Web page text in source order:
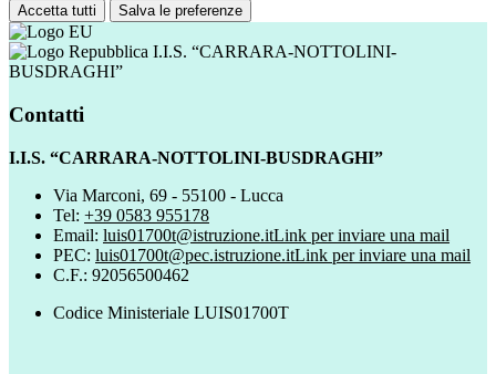
Accetta tutti Salva le preferenze
I.I.S. “CARRARA-NOTTOLINI-
BUSDRAGHI”
Contatti
I.I.S. “CARRARA-NOTTOLINI-BUSDRAGHI”
Via Marconi, 69 - 55100 - Lucca
Tel: +39 0583 955178
Email: luis01700t@istruzione.itLink per inviare una mail
PEC: luis01700t@pec.istruzione.itLink per inviare una mail
C.F.: 92056500462
Codice Ministeriale LUIS01700T